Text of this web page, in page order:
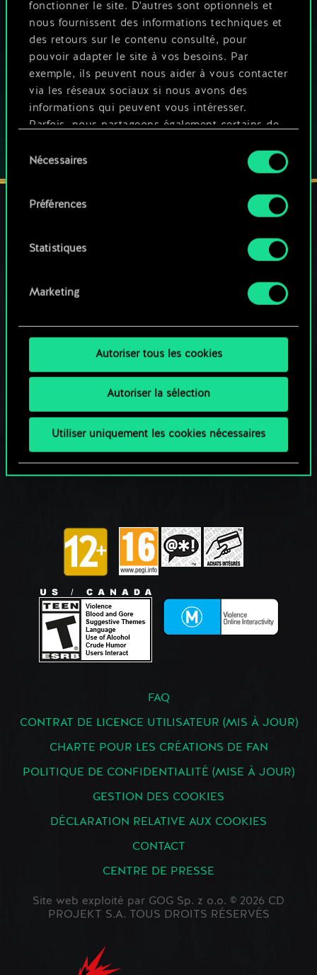
fonctionner le site. D'autres sont optionnels et
nous fournissent des informations techniques et
des retours sur le contenu consulté, pour
pouvoir adapter le site à vos besoins. Par
exemple, ils peuvent nous aider à vous contacter
via les réseaux sociaux si nous avons des
informations qui peuvent vous intéresser.
Parfois, nous partageons également certains de
ces cookies optionnels ne seront appliqués
Vous pouvez consulter tous les détails sur notre
préférences dans le menu "Paramètres" ci-
duNécessaires
Préférences
Statistiques
Marketing
Autoriser tous les cookies
Autoriser la sélection
Utiliser uniquement les cookies nécessaires
JOUEZ GRATUITEMENT
SUR PC
Ce jeu propose des achats intégrés
JOUEZ AUSSI SUR :
RESTEZ CONNECTÉ(E)
FAQ
CONTRAT DE LICENCE UTILISATEUR (MIS À JOUR)
CHARTE POUR LES CRÉATIONS DE FAN
POLITIQUE DE CONFIDENTIALITÉ (MISE À JOUR)
GESTION DES COOKIES
DÉCLARATION RELATIVE AUX COOKIES
CONTACT
CENTRE DE PRESSE
Site web exploité par GOG Sp. z o.o. © 2026 CD
PROJEKT S.A. TOUS DROITS RÉSERVÉS